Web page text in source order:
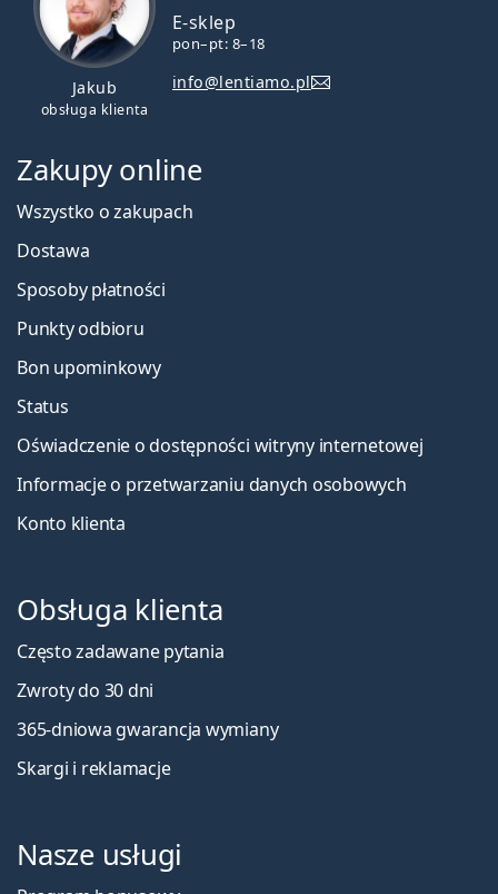
Jakub
obsługa klienta
E-sklep
pon–pt: 8–18
info@lentiamo.pl
Zakupy online
Wszystko o zakupach
Dostawa
Sposoby płatności
Punkty odbioru
Bon upominkowy
Status
Oświadczenie o dostępności witryny internetowej
Informacje o przetwarzaniu danych osobowych
Konto klienta
Obsługa klienta
Często zadawane pytania
Zwroty do 30 dni
365-dniowa gwarancja wymiany
Skargi i reklamacje
Nasze usługi